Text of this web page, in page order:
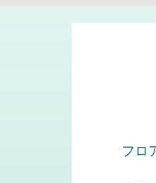
フロ